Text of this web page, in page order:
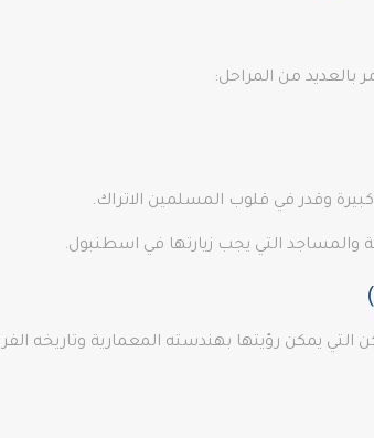
بالعديد من المراحل:
وقدر في قلوب المسلمين الاتراك.
والمساجد التي يجب زيارتها في اسطنبول.
التي يمكن رؤيتها بهندسته المعمارية